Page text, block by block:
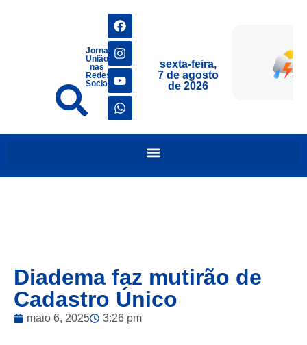
Jornais
União
nas
Redes
Sociais
sexta-feira,
7 de agosto
de 2026
Diadema faz mutirão de
Cadastro Único
maio 6, 2025 3:26 pm